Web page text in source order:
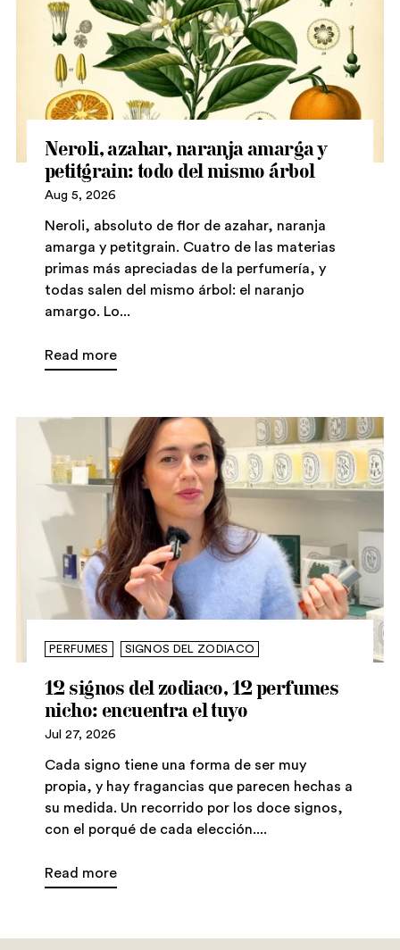
Neroli, azahar, naranja amarga y
petitgrain: todo del mismo árbol
Aug 5, 2026
Neroli, absoluto de flor de azahar, naranja
amarga y petitgrain. Cuatro de las materias
primas más apreciadas de la perfumería, y
todas salen del mismo árbol: el naranjo
amargo. Lo...
Read more
PERFUMES SIGNOS DEL ZODIACO
12 signos del zodiaco, 12 perfumes
nicho: encuentra el tuyo
Jul 27, 2026
Cada signo tiene una forma de ser muy
propia, y hay fragancias que parecen hechas a
su medida. Un recorrido por los doce signos,
con el porqué de cada elección....
Read more